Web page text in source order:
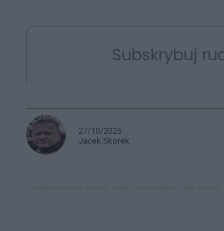
Subskrybuj
27/10/2025
Jacek Skorek